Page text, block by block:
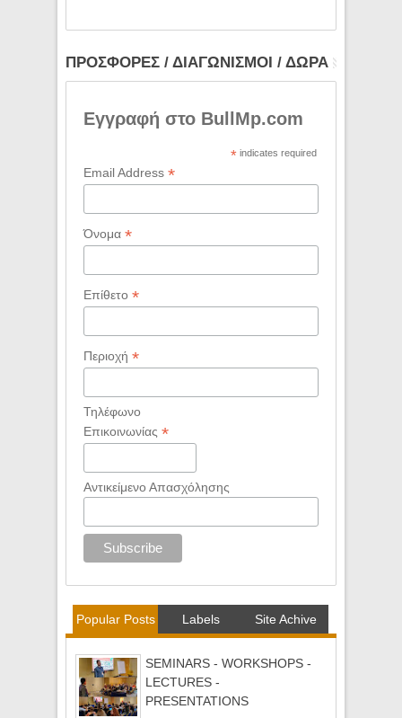
ΠΡΟΣΦΟΡΕΣ / ΔΙΑΓΩΝΙΣΜΟΙ / ΔΩΡΑ
Εγγραφή στο BullMp.com
*indicates required
Email Address *
Όνομα *
Επίθετο *
Περιοχή *
Τηλέφωνο
Επικοινωνίας *
Αντικείμενο Απασχόλησης
Popular Posts Labels Site Achive
SEMINARS - WORKSHOPS -
LECTURES -
PRESENTATIONS